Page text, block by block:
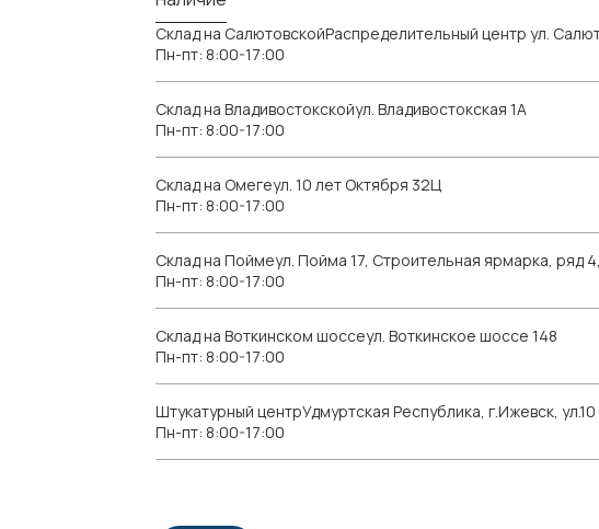
Склад на СалютовскойРаспределительный центр ул.
Пн-пт: 8:00-17:00
Склад на Владивостокскойул. Владивостокская 1А
Пн-пт: 8:00-17:00
Склад на Омегеул. 10 лет Октября 32Ц
Пн-пт: 8:00-17:00
Склад на Поймеул. Пойма 17, Строительная ярмарка, ряд
Пн-пт: 8:00-17:00
Склад на Воткинском шоссеул. Воткинское шоссе 148
Пн-пт: 8:00-17:00
Штукатурный центрУдмуртская Республика, г.Ижевск,
Пн-пт: 8:00-17:00